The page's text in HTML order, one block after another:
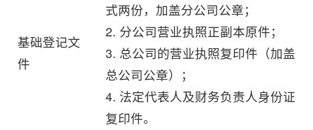
基础登记文
件
式两份，加盖分公司公章；
2. 分公司营业执照正副本原件；
3. 总公司的营业执照复印件（加盖
总公司公章）；
4. 法定代表人及财务负责人身份证
复印件。